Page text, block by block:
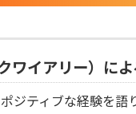
ワイアリー）に
ジティブな経験を語